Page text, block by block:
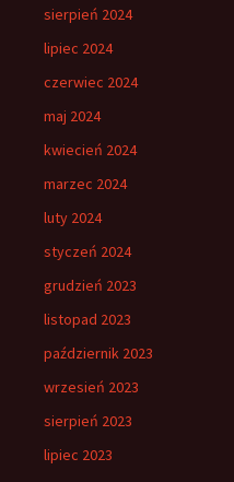
sierpień 2024
lipiec 2024
czerwiec 2024
maj 2024
kwiecień 2024
marzec 2024
luty 2024
styczeń 2024
grudzień 2023
listopad 2023
październik 2023
wrzesień 2023
sierpień 2023
lipiec 2023